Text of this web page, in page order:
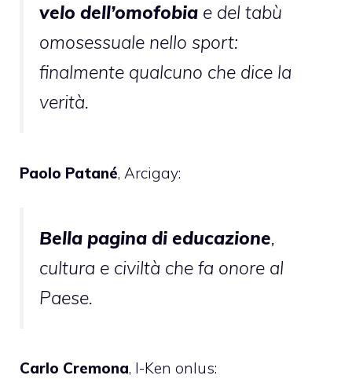
velo dell’omofobia e del tabù
omosessuale nello sport:
finalmente qualcuno che dice la
verità.
Paolo Patané, Arcigay:
Bella pagina di educazione,
cultura e civiltà che fa onore al
Paese.
Carlo Cremona, I-Ken onlus: